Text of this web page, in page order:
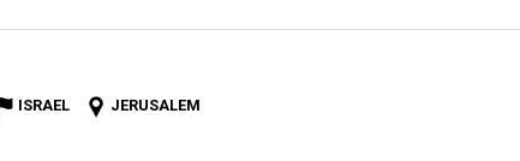
ISRAEL
JERUSALEM